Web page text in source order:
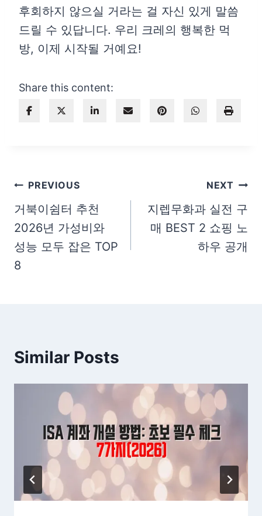
후회하지 않으실 거라는 걸 자신 있게 말씀
드릴 수 있답니다. 우리 크레의 행복한 먹
방, 이제 시작될 거예요!
Share this content:
글
탐
색
PREVIOUS
거북이쉼터 추천
2026년 가성비와
성능 모두 잡은 TOP
8
NEXT
지렙무화과 실전 구
매 BEST 2 쇼핑 노
하우 공개
Similar Posts